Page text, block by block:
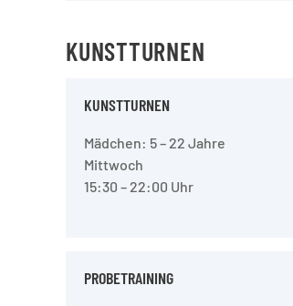
KUNSTTURNEN
KUNSTTURNEN
Mädchen: 5 – 22 Jahre
Mittwoch
15:30 – 22:00 Uhr
PROBETRAINING